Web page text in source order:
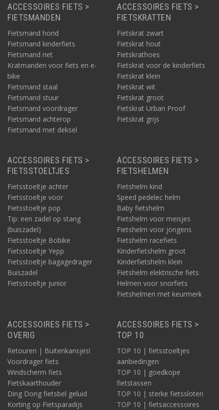
ACCESSOIRES FIETS >
FIETSMANDEN
Fietsmand hond
Fietsmand kinderfiets
Fietsmand riet
Kratmanden voor fiets en e-
bike
Fietsmand staal
Fietsmand stuur
Fietsmand voordrager
Fietsmand achterop
Fietsmand met deksel
ACCESSOIRES FIETS >
FIETSKRATTEN
Fietskrat zwart
Fietskrat hout
Fietskrathoes
Fietskrat voor de kinderfiets
Fietskrat klein
Fietskrat wit
Fietskrat groot
Fietskrat Urban Proof
Fietskrat grijs
ACCESSOIRES FIETS >
FIETSSTOELTJES
Fietsstoeltje achter
Fietsstoeltje voor
Fietsstoeltje pop
Tip: een zadel op stang
(buiszadel)
Fietsstoeltje Bobike
Fietsstoeltje Yepp
Fietsstoeltje bagagedrager
Buiszadel
Fietsstoeltje junior
ACCESSOIRES FIETS >
FIETSHELMEN
Fietshelm kind
Speed pedelec helm
Baby fietshelm
Fietshelm voor meisjes
Fietshelm voor jongens
Fietshelm racefiets
Kinderfietshelm groot
Kinderfietshelm klein
Fietshelm elektrische fiets
Helmen voor snorfiets
Fietshelmen met keurmerk
ACCESSOIRES FIETS >
OVERIG
Retouren | Buitenkansjes!
Voordrager fiets
Windscherm fiets
Fietskaarthouder
Ding Dong fietsbel geluid
Korting op Fietsparadijs
ACCESSOIRES FIETS >
TOP 10
TOP 10 | fietsstoeltjes
aanbiedingen
TOP 10 | goedkope
fietstassen
TOP 10 | sterke fietssloten
TOP 10 | fietsaccessoires